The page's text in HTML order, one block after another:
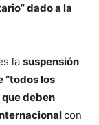
dado a la
la suspensión
“todos los
deben
con